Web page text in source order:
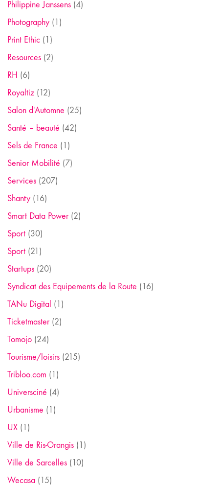
Philippine Janssens (4)
Photography (1)
Print Ethic (1)
Resources (2)
RH (6)
Royaltiz (12)
Salon d'Automne (25)
Santé – beauté (42)
Sels de France (1)
Senior Mobilité (7)
Services (207)
Shanty (16)
Smart Data Power(2)
Sport (30)
Sport (21)
Startups (20)
Syndicat des Equipements de la Route (16)
TANu Digital (1)
Ticketmaster(2)
Tomojo (24)
Tourisme/loisirs (215)
Tribloo.com (1)
Universciné (4)
Urbanisme (1)
UX (1)
Ville de Ris-Orangis (1)
Ville de Sarcelles (10)
Wecasa (15)